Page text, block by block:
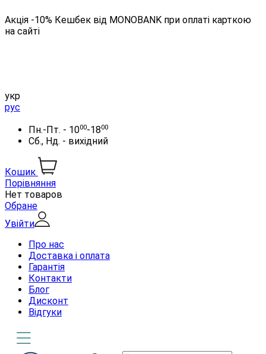
Акція -10% Кешбек від MONOBANK при оплаті карткою
на сайті
укр
рус
Пн.-Пт. - 1000-1800
Сб., Нд. - вихідний
Кошик
Порівняння
Нет товаров
Обране
Увійти
Про нас
Доставка і оплата
Гарантія
Контакти
Блог
Дисконт
Відгуки